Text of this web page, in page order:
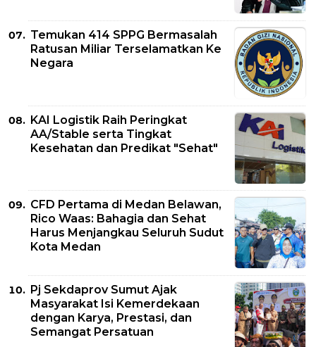
Temukan 414 SPPG Bermasalah
Ratusan Miliar Terselamatkan Ke
Negara
KAI Logistik Raih Peringkat
AA/Stable serta Tingkat
Kesehatan dan Predikat "Sehat"
CFD Pertama di Medan Belawan,
Rico Waas: Bahagia dan Sehat
Harus Menjangkau Seluruh Sudut
Kota Medan
Pj Sekdaprov Sumut Ajak
Masyarakat Isi Kemerdekaan
dengan Karya, Prestasi, dan
Semangat Persatuan